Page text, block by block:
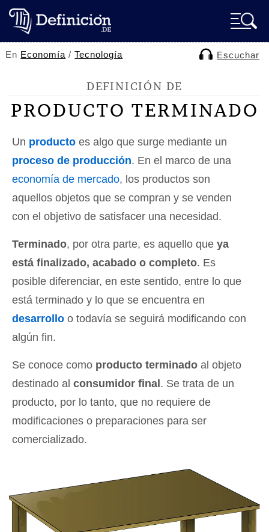
En Economía /Tecnología Escuchar
DEFINICIÓN DE
PRODUCTO TERMINADO
Un producto es algo que surge mediante un
proceso de producción. En el marco de una
economía de mercado, los productos son
aquellos objetos que se compran y se venden
con el objetivo de satisfacer una necesidad.
Terminado, por otra parte, es aquello que ya
está finalizado, acabado o completo. Es
posible diferenciar, en este sentido, entre lo que
está terminado y lo que se encuentra en
desarrollo o todavía se seguirá modificando con
algún fin.
Se conoce como producto terminado al objeto
destinado al consumidor final . Se trata de un
producto, por lo tanto, que no requiere de
modificaciones o preparaciones para ser
comercializado.